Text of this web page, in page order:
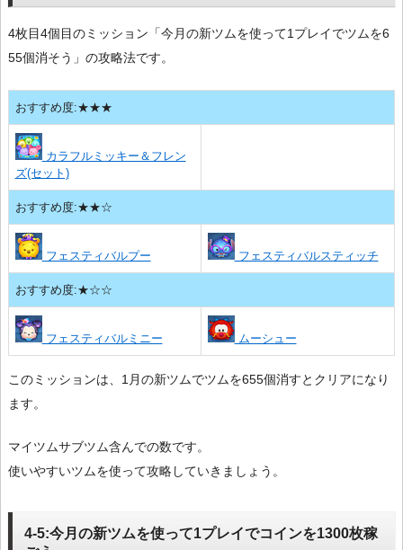
4枚目4個目のミッション「今月の新ツムを使って1プレイでツムを6
55個消そう」の攻略法です。
おすすめ度:★★★
カラフルミッキー＆フレン
ズ(セット)
おすすめ度:★★☆
フェスティバルプー フェスティバルスティッチ
おすすめ度:★☆☆
フェスティバルミニー ムーシュー
このミッションは、1月の新ツムでツムを655個消すとクリアになり
ます。
マイツムサブツム含んでの数です。
使いやすいツムを使って攻略していきましょう。
4-5:今月の新ツムを使って1プレイでコインを1300枚稼